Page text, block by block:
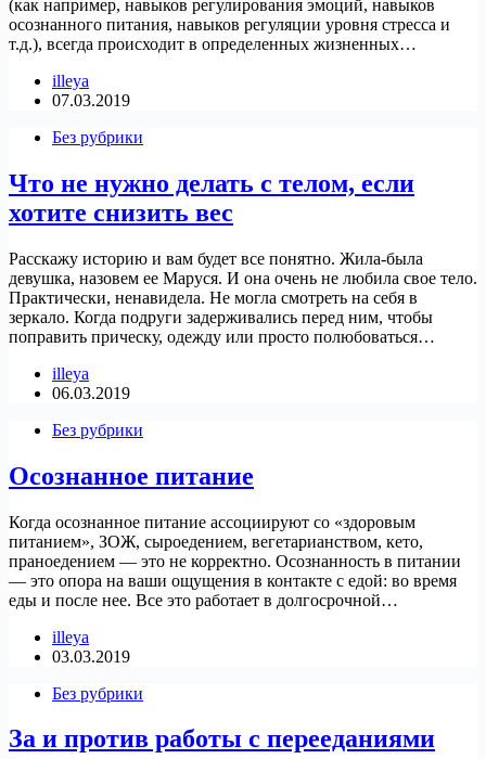
(как например, навыков регулирования эмоций, навыков
осознанного питания, навыков регуляции уровня стресса и
т.д.), всегда происходит в определенных жизненных…
illeya
07.03.2019
Без рубрики
Что не нужно делать с телом, если
хотите снизить вес
Расскажу историю и вам будет все понятно. Жила-была
девушка, назовем ее Маруся. И она очень не любила свое тело.
Практически, ненавидела. Не могла смотреть на себя в
зеркало. Когда подруги задерживались перед ним, чтобы
поправить прическу, одежду или просто полюбоваться…
illeya
06.03.2019
Без рубрики
Осознанное питание
Когда осознанное питание ассоциируют со «здоровым
питанием», ЗОЖ, сыроедением, вегетарианством, кето,
праноедением — это не корректно. Осознанность в питании
— это опора на ваши ощущения в контакте с едой: во время
еды и после нее. Все это работает в долгосрочной…
illeya
03.03.2019
Без рубрики
За и против работы с перееданиями